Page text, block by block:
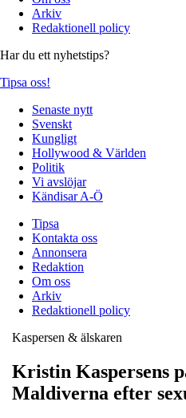
Arkiv
Redaktionell policy
Har du ett nyhetstips?
Tipsa oss!
Senaste nytt
Svenskt
Kungligt
Hollywood & Världen
Politik
Vi avslöjar
Kändisar A-Ö
Tipsa
Kontakta oss
Annonsera
Redaktion
Om oss
Arkiv
Redaktionell policy
Kaspersen & älskaren
Kristin Kaspersens
Maldiverna efter